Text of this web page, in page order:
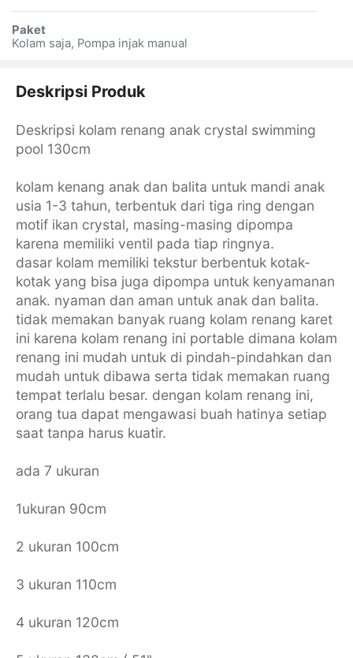
Paket
Kolam saja, Pompa injak manual
Deskripsi Produk
Deskripsi kolam renang anak crystal swimming
pool 130cm
kolam kenang anak dan balita untuk mandi anak
usia 1-3 tahun, terbentuk dari tiga ring dengan
motif ikan crystal, masing-masing dipompa
karena memiliki ventil pada tiap ringnya.
dasar kolam memiliki tekstur berbentuk kotak-
kotak yang bisa juga dipompa untuk kenyamanan
anak. nyaman dan aman untuk anak dan balita.
tidak memakan banyak ruang kolam renang karet
ini karena kolam renang ini portable dimana kolam
renang ini mudah untuk di pindah-pindahkan dan
mudah untuk dibawa serta tidak memakan ruang
tempat terlalu besar. dengan kolam renang ini,
orang tua dapat mengawasi buah hatinya setiap
saat tanpa harus kuatir.
ada 7 ukuran
1ukuran 90cm
2 ukuran 100cm
3 ukuran 110cm
4 ukuran 120cm